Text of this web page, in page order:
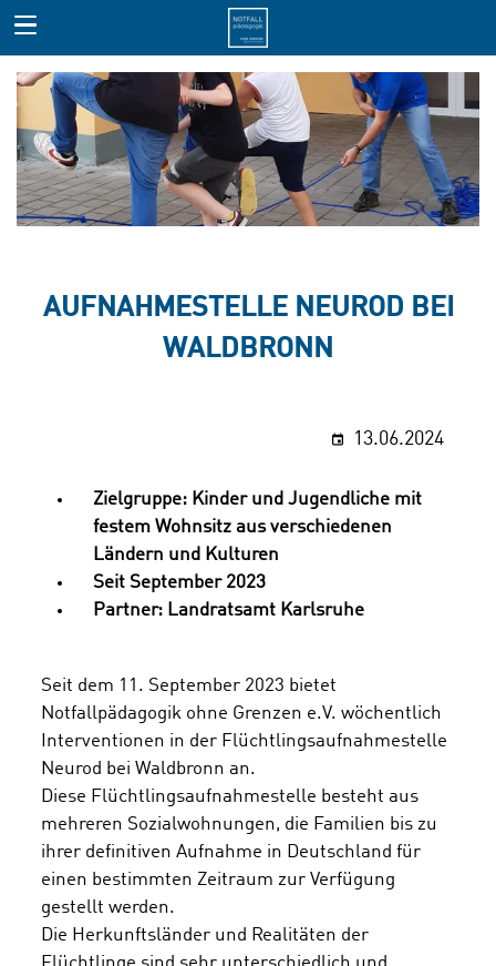
AUFNAHMESTELLE NEUROD BEI
WALDBRONN
13.06.2024
Zielgruppe: Kinder und Jugendliche mit
festem Wohnsitz aus verschiedenen
Ländern und Kulturen
Seit September 2023
Partner: Landratsamt Karlsruhe
Seit dem 11. September 2023 bietet
Notfallpädagogik ohne Grenzen e.V. wöchentlich
Interventionen in der Flüchtlingsaufnahmestelle
Neurod bei Waldbronn an.
Diese Flüchtlingsaufnahmestelle besteht aus
mehreren Sozialwohnungen, die Familien bis zu
ihrer definitiven Aufnahme in Deutschland für
einen bestimmten Zeitraum zur Verfügung
gestellt werden.
Die Herkunftsländer und Realitäten der